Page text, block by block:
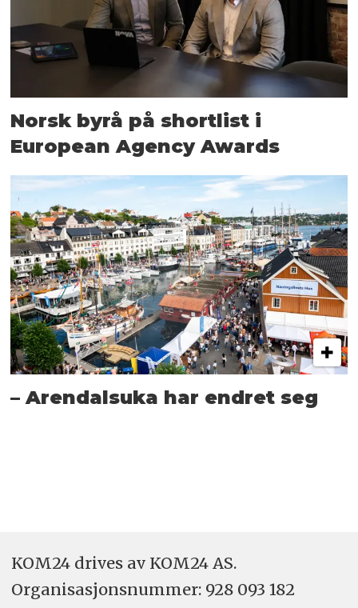
Norsk byrå på shortlist i
European Agency Awards
– Arendalsuka har endret seg
KOM24 drives av KOM24 AS.
Organisasjons­nummer: 928 093 182